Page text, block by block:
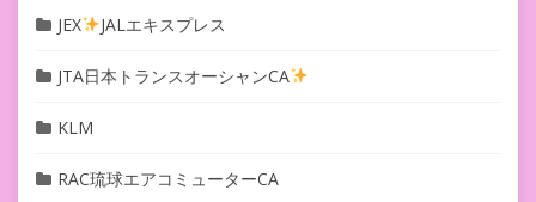
JEX JALエキスプレス
JTA日本トランスオーシャンCA
KLM
RAC琉球エアコミューターCA